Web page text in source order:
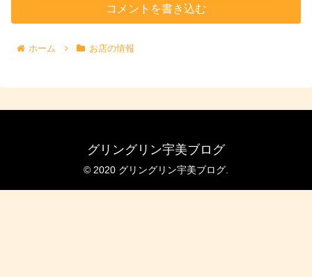
コメントを書き込む
ホーム お店の情報
グリングリン宇美ブログ
© 2020 グリングリン宇美ブログ.